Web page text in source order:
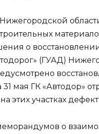
о
(ГУАД)
мая ГК «Автодор»
этих участках
о